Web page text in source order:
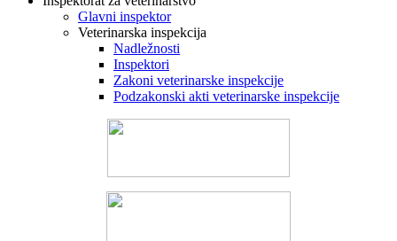
Glavni inspektor
Veterinarska inspekcija
Nadležnosti
Inspektori
Zakoni veterinarske inspekcije
Podzakonski akti veterinarske inspekcije